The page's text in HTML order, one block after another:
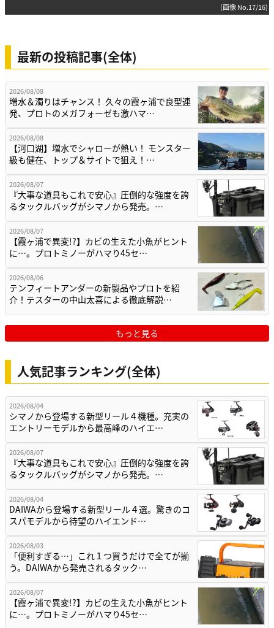
(画像 No.17/16)
最新の投稿記事(全体)
2026/08/08
増水＆濁りはチャンス！ 久々の霞ヶ浦で良型連
発、プロトのメガフォーゼも激ハマ…
2026/08/08
【河口湖】増水でシャローが熱い！ モンスター
級も健在、トップ＆サイトで狙え！…
2026/08/07
『大事な道具もこれで安心』圧倒的な強度を誇
るタックルバッグがシマノから発売。…
2026/08/07
【霞ヶ浦で異変!?】カビの生えた小魚がヒント
に…。プロトミノーがハマり45セ…
2026/08/06
テンフィートアンダーの新製品やプロトを紹
介！テスターの中山太喜による徹底解説…
もっと見る
人気記事ランキング(全体)
2026/08/04
シマノから登場する新型リール４機種。充実の
エントリーモデルから最高峰のハイエ…
2026/08/07
『大事な道具もこれで安心』圧倒的な強度を誇
るタックルバッグがシマノから発売。…
2026/08/04
DAIWAから登場する新型リール４選。驚きのコ
スパモデルから待望のハイエンド…
2026/08/03
「便利すぎる…」これ１つ買うだけで全てが揃
う。DAIWAから発売されるタック…
2026/08/07
【霞ヶ浦で異変!?】カビの生えた小魚がヒント
に…。プロトミノーがハマり45セ…